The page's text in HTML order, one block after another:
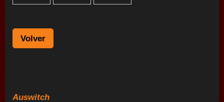
Volver
Auswitch